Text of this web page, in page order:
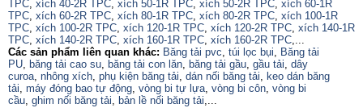
TPC, xích 40-2R TPC, xích 50-1R TPC, xích 50-2R TPC, xích 60-1R
TPC, xích 60-2R TPC, xích 80-1R TPC, xích 80-2R TPC, xích 100-1R
TPC, xích 100-2R TPC, xích 120-1R TPC, xích 120-2R TPC, xích 140-1R
TPC, xích 140-2R TPC, xích 160-1R TPC, xích 160-2R TPC,...
Các sản phẩm liên quan khác: Băng tải pvc, túi lọc bụi, Băng tải
PU, băng tải cao su, băng tải con lăn, băng tải gầu, gầu tải, dây
curoa, nhông xích, phụ kiện băng tải, dán nối băng tải, keo dán băng
tải, máy đóng bao tự động, vòng bi tự lựa, vòng bi côn, vòng bi
cầu, ghim nối băng tải, bản lề nối băng tải,...